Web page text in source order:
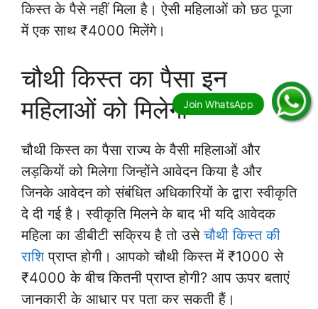
किस्त के पैसे नहीं मिला है। ऐसी महिलाओं को छठ पूजा
में एक साथ ₹4000 मिलेंगे।
चौथी किस्त का पैसा इन
महिलाओं को मिलेगा
चौथी किस्त का पैसा राज्य के वैसी महिलाओं और
लड़कियों को मिलेगा जिन्होंने आवेदन किया है और
जिनके आवेदन को संबंधित अधिकारियों के द्वारा स्वीकृति
दे दी गई है। स्वीकृति मिलने के बाद भी यदि आवेदक
महिला का डीबीटी सक्रिय है तो उसेचौथी किस्त की
राशिप्राप्त होगी। आपको चौथी किस्त में ₹1000 से
₹4000 के बीच कितनी प्राप्त होगी? आप ऊपर बताएं
जानकारी के आधार पर पता कर सकती हैं।